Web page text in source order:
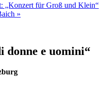
„Konzert für Groß und Klein“
»
donne e uomini“